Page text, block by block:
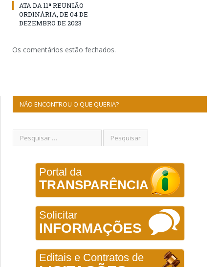
ATA DA 11ª REUNIÃO
ORDINÁRIA, DE 04 DE
DEZEMBRO DE 2023
Os comentários estão fechados.
NÃO ENCONTROU O QUE QUERIA?
Portal da
TRANSPARÊNCIA
Solicitar
INFORMAÇÕES
Editais e Contratos de